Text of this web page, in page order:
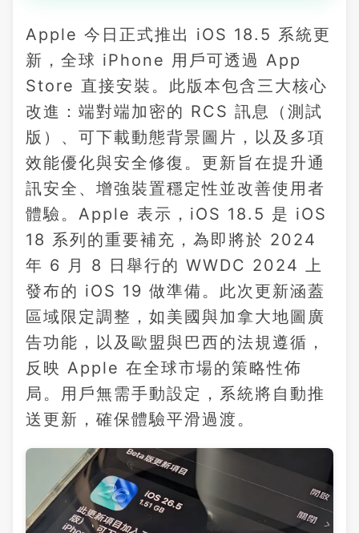
Apple 今日正式推出 iOS 18.5 系統更
新，全球 iPhone 用戶可透過 App
Store 直接安裝。此版本包含三大核心
改進：端對端加密的 RCS 訊息（測試
版）、可下載動態背景圖片，以及多項
效能優化與安全修復。更新旨在提升通
訊安全、增強裝置穩定性並改善使用者
體驗。Apple 表示，iOS 18.5 是 iOS
18 系列的重要補充，為即將於 2024
年 6 月 8 日舉行的 WWDC 2024 上
發布的 iOS 19 做準備。此次更新涵蓋
區域限定調整，如美國與加拿大地圖廣
告功能，以及歐盟與巴西的法規遵循，
反映 Apple 在全球市場的策略性佈
局。用戶無需手動設定，系統將自動推
送更新，確保體驗平滑過渡。